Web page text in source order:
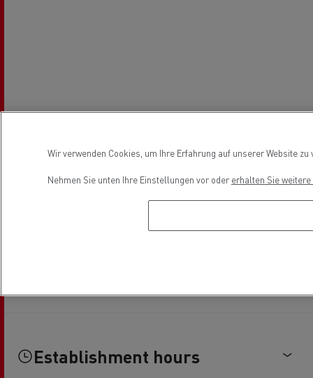
Establishment hours
Wir verwenden Cookies, um Ihre Erfahrung auf unserer Website
Nehmen Sie unten Ihre Einstellungen vor oder erhalten Sie